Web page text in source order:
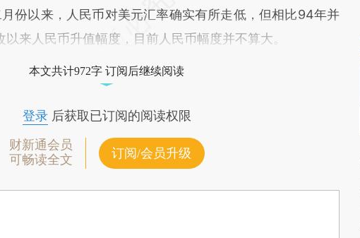
份以来，人民币对美元汇率确实有所走低，但相比94年并
来人民币升值幅度，目前人民币幅度并不算大。
本文共计972字 订阅后继续阅读
登录后获取已订阅的阅读权限
财新通会员
可畅读全文
订阅/会员升级